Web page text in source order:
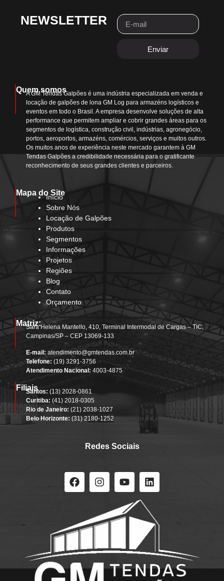
NEWSLETTER
Enviar
Quem somos
A GM Tendas Galpões é uma indústria especializada em venda e
locação de galpões de lona GM Log para armazéns logísticos e
eventos em todo o Brasil. A empresa desenvolve soluções de alta
performance que permitem ampliar e cobrir grandes áreas para os
segmentos de logística, construção civil, indústrias, agronegócio,
portos, aeroportos, armazéns, comércios, serviços e muitos outros.
Os muitos anos de experiência neste mercado garantem à GM
Tendas Galpões a credibilidade necessária para o gratificante
reconhecimento de seus grandes clientes e parceiros.
Mapa do Site
Início
Sobre Nós
Locação de Galpões
Produtos
Segmentos
Informações
Projetos
Regiões
Blog
Contato
Orçamento
Matriz:
Sara Helena Mantello, 410, Terminal Intermodal de Cargas – TIC,
Campinas/SP – CEP 13069-133
E-mail: atendimento@gmtendas.com.br
Telefone: (19) 3291-3756
Atendimento Nacional: 4003-4875
Filiais
Santos: (13) 2028-0861
Curitiba: (41) 2018-0305
Rio de Janeiro: (21) 2038-1027
Belo Horizonte: (31) 2180-1252
Redes Sociais